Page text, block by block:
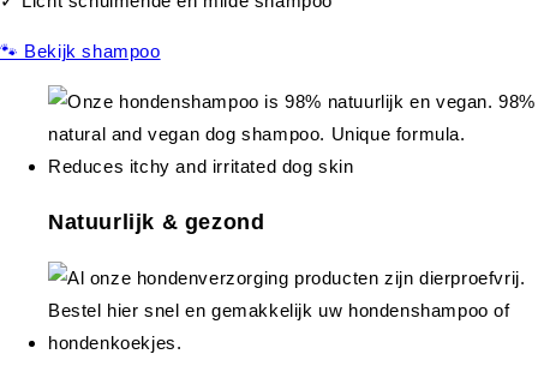
🐾 Bekijk shampoo
Natuurlijk & gezond